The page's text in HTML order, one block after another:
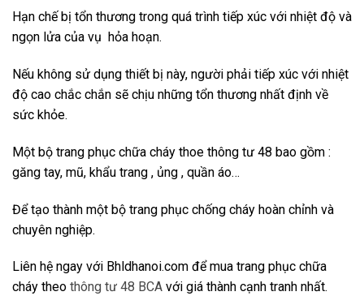
Hạn chế bị tổn thương trong quá trình tiếp xúc với nhiệt độ và
ngọn lửa của vụ hỏa hoạn.
Nếu không sử dụng thiết bị này, người phải tiếp xúc với nhiệt
độ cao chắc chắn sẽ chịu những tổn thương nhất định về
sức khỏe.
Một bộ trang phục chữa cháy thoe thông tư 48 bao gồm :
găng tay, mũ, khẩu trang , ủng , quần áo…
Để tạo thành một bộ trang phục chống cháy hoàn chỉnh và
chuyên nghiệp.
Liên hệ ngay với Bhldhanoi.com để mua trang phục chữa
cháy theo thông tư 48 BCA với giá thành cạnh tranh nhất.